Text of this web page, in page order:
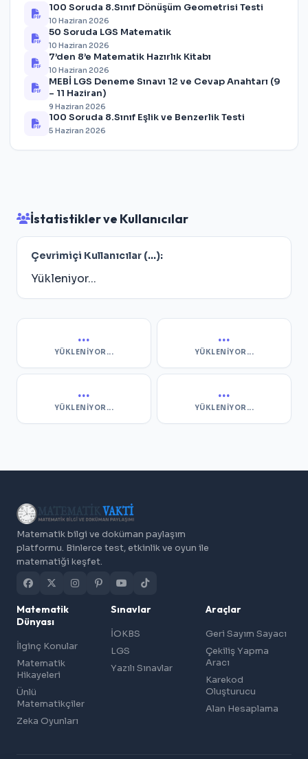
100 Soruda 8.Sınıf Dönüşüm Geometrisi Testi
10 Haziran 2026
50 Soruda LGS Matematik
10 Haziran 2026
7’den 8’e Matematik Hazırlık Kitabı
10 Haziran 2026
MEBİ LGS Deneme Sınavı 12 ve Cevap Anahtarı (9
– 11 Haziran)
9 Haziran 2026
100 Soruda 8.Sınıf Eşlik ve Benzerlik Testi
5 Haziran 2026
İstatistikler ve Kullanıcılar
Çevrimiçi Kullanıcılar (...):
Yükleniyor...
...
YÜKLENIYOR...
...
YÜKLENIYOR...
...
YÜKLENIYOR...
...
YÜKLENIYOR...
Matematik bilgi ve doküman paylaşım
platformu. Binlerce test, etkinlik ve oyun ile
matematiği keşfet.
Matematik
Dünyası
İlginç Konular
Matematik
Hikayeleri
Ünlü
Matematikçiler
Zeka Oyunları
Sınavlar
İOKBS
LGS
Yazılı Sınavlar
Araçlar
Geri Sayım Sayacı
Çekiliş Yapma
Aracı
Karekod
Oluşturucu
Alan Hesaplama